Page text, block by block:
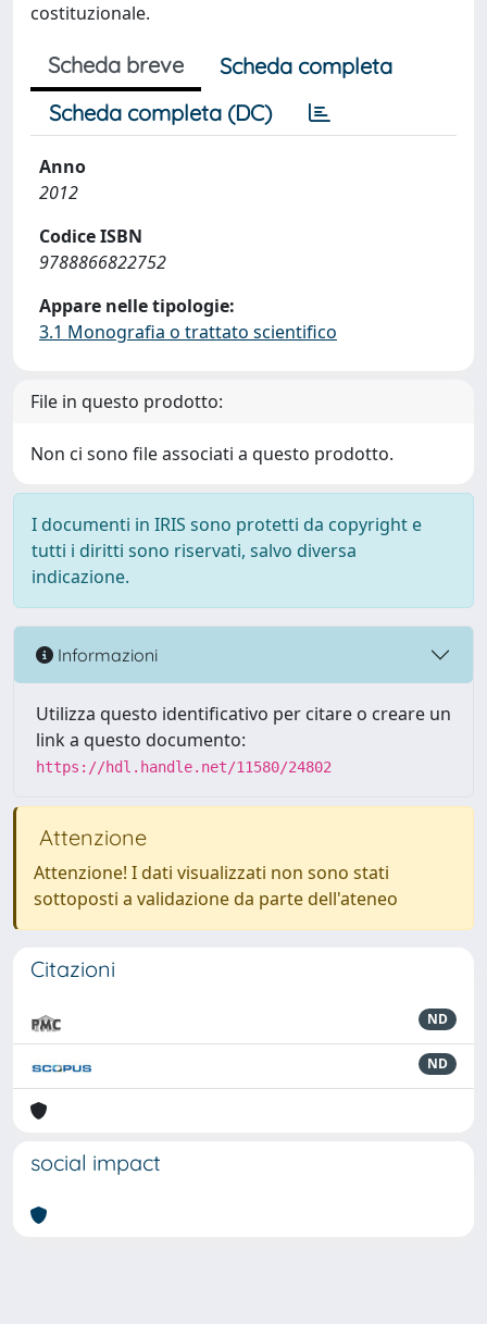
costituzionale.
Scheda breve
Scheda completa
Scheda completa (DC)
Anno
2012
Codice ISBN
9788866822752
Appare nelle tipologie:
3.1 Monografia o trattato scientifico
File in questo prodotto:
Non ci sono file associati a questo prodotto.
I documenti in IRIS sono protetti da copyright e
tutti i diritti sono riservati, salvo diversa
indicazione.
Informazioni
Utilizza questo identificativo per citare o creare un
link a questo documento:
https://hdl.handle.net/11580/24802
Attenzione
Attenzione! I dati visualizzati non sono stati
sottoposti a validazione da parte dell'ateneo
Citazioni
ND
ND
social impact